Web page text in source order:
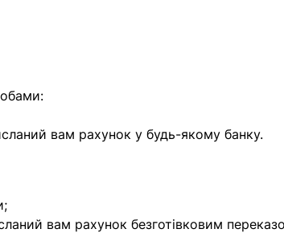
вам рахунок у будь-якому банку.
вам рахунок безготівковим